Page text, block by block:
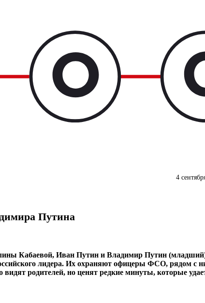
4
Путина
Кабаевой, Иван Путин и Владимир Путин (младший),
лидера. Их охраняют офицеры ФСО, рядом с
родителей, но ценят редкие минуты, которые